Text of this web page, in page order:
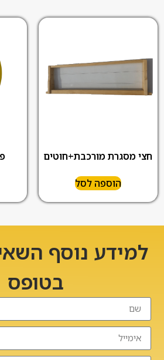
חצי מסגרת מורכבת+חוטים
הוספה לסל
למידע נוסף
בטופס